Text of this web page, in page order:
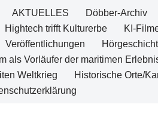
AKTUELLES Döbber-Archiv
Hightech trifft Kulturerbe KI-
Veröffentlichungen
als Vorläufer der maritimen
Weltkrieg
Historische Orte/